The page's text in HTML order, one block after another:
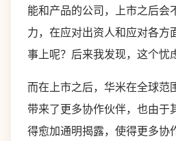
能和产品的公司，上市之后会
力，在应对出资人和应对各方
事上呢？后来我发现，这个忧
而在上市之后，华米在全球范
带来了更多协作伙伴，也由于
得愈加通明揭露，使得更多协